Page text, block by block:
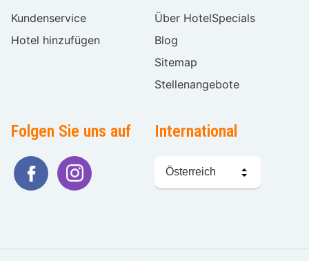
Kundenservice
Hotel hinzufügen
Über HotelSpecials
Blog
Sitemap
Stellenangebote
Folgen Sie uns auf International
Sprache
wählen